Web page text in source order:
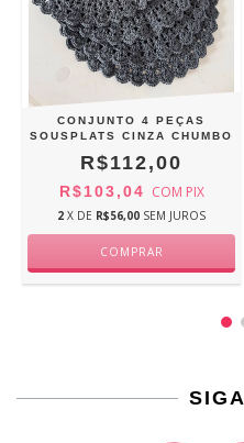
CONJUNTO 4 PEÇAS
SOUSPLATS CINZA CHUMBO
R$112,00
R$103,04 COM PIX
2 X DE R$56,00 SEM JUROS